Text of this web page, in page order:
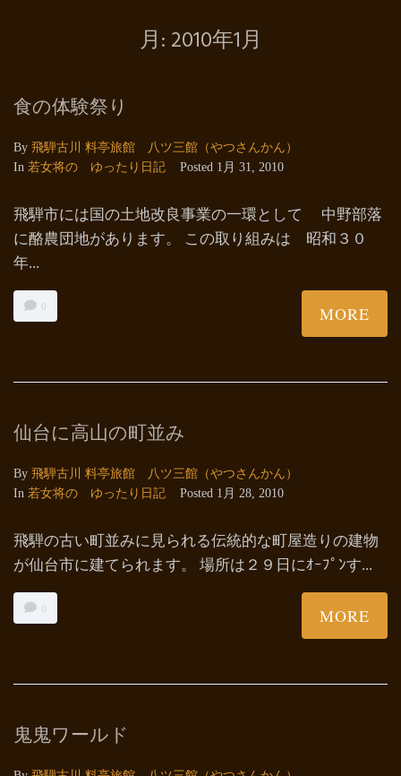
月: 2010年1月
食の体験祭り
By 飛騨古川 料亭旅館 八ツ三館（やつさんかん）
In 若女将の ゆったり日記 Posted 1月 31, 2010
飛騨市には国の土地改良事業の一環として 中野部落
に酪農団地があります。 この取り組みは 昭和３０
年...
0 MORE
仙台に高山の町並み
By 飛騨古川 料亭旅館 八ツ三館（やつさんかん）
In 若女将の ゆったり日記 Posted 1月 28, 2010
飛騨の古い町並みに見られる伝統的な町屋造りの建物
が仙台市に建てられます。 場所は２９日にｵｰﾌﾟﾝす...
0 MORE
鬼鬼ワールド